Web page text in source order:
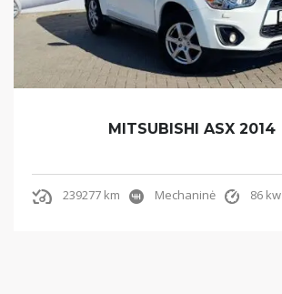
MITSUBISHI ASX 2014
239277 km Mechaninė 86 kw